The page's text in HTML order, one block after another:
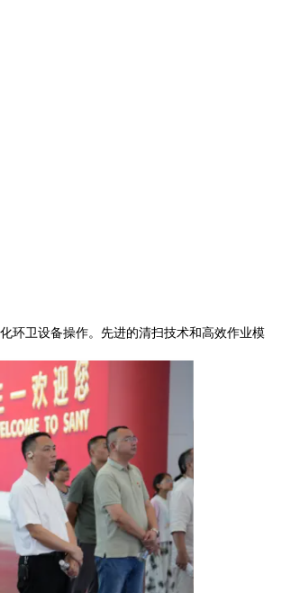
环卫设备操作。先进的清扫技术和高效作业模